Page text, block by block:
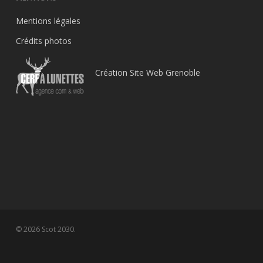
Mentions légales
Crédits photos
Création Site Web Grenoble
© 2026 Scot 2030.